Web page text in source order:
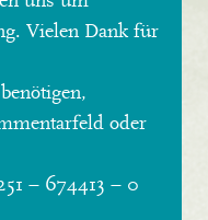
Vielen Dank für
oder
– 674413 – 0